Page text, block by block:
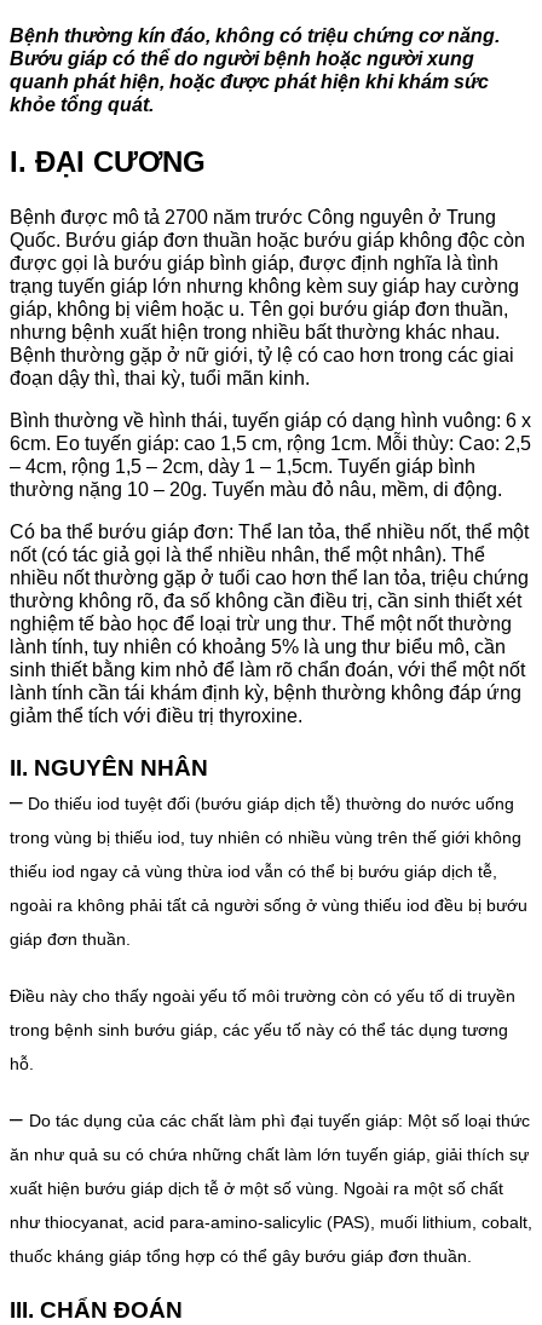
Bệnh thường kín đáo, không có triệu chứng cơ năng.
Bướu giáp có thể do người bệnh hoặc người xung
quanh phát hiện, hoặc được phát hiện khi khám sức
khỏe tổng quát.
I. ĐẠI CƯƠNG
Bệnh được mô tả 2700 năm trước Công nguyên ở Trung
Quốc. Bướu giáp đơn thuần hoặc bướu giáp không độc còn
được gọi là bướu giáp bình giáp, được định nghĩa là tình
trạng tuyến giáp lớn nhưng không kèm suy giáp hay cường
giáp, không bị viêm hoặc u. Tên gọi bướu giáp đơn thuần,
nhưng bệnh xuất hiện trong nhiều bất thường khác nhau.
Bệnh thường gặp ở nữ giới, tỷ lệ có cao hơn trong các giai
đoạn dậy thì, thai kỳ, tuổi mãn kinh.
Bình thường về hình thái, tuyến giáp có dạng hình vuông: 6 x
6cm. Eo tuyến giáp: cao 1,5 cm, rộng 1cm. Mỗi thùy: Cao: 2,5
– 4cm, rộng 1,5 – 2cm, dày 1 – 1,5cm. Tuyến giáp bình
thường nặng 10 – 20g. Tuyến màu đỏ nâu, mềm, di động.
Có ba thể bướu giáp đơn: Thể lan tỏa, thể nhiều nốt, thể một
nốt (có tác giả gọi là thể nhiều nhân, thể một nhân). Thể
nhiều nốt thường gặp ở tuổi cao hơn thể lan tỏa, triệu chứng
thường không rõ, đa số không cần điều trị, cần sinh thiết xét
nghiệm tế bào học để loại trừ ung thư. Thể một nốt thường
lành tính, tuy nhiên có khoảng 5% là ung thư biểu mô, cần
sinh thiết bằng kim nhỏ để làm rõ chẩn đoán, với thể một nốt
lành tính cần tái khám định kỳ, bệnh thường không đáp ứng
giảm thể tích với điều trị thyroxine.
II. NGUYÊN NHÂN
– Do thiếu iod tuyệt đối (bướu giáp dịch tễ) thường do nước uống
trong vùng bị thiếu iod, tuy nhiên có nhiều vùng trên thế giới không
thiếu iod ngay cả vùng thừa iod vẫn có thể bị bướu giáp dịch tễ,
ngoài ra không phải tất cả người sống ở vùng thiếu iod đều bị bướu
giáp đơn thuần.
Điều này cho thấy ngoài yếu tố môi trường còn có yếu tố di truyền
trong bệnh sinh bướu giáp, các yếu tố này có thể tác dụng tương
hỗ.
– Do tác dụng của các chất làm phì đại tuyến giáp: Một số loại thức
ăn như quả su có chứa những chất làm lớn tuyến giáp, giải thích sự
xuất hiện bướu giáp dịch tễ ở một số vùng. Ngoài ra một số chất
như thiocyanat, acid para-amino-salicylic (PAS), muối lithium, cobalt,
thuốc kháng giáp tổng hợp có thể gây bướu giáp đơn thuần.
III. CHẨN ĐOÁN